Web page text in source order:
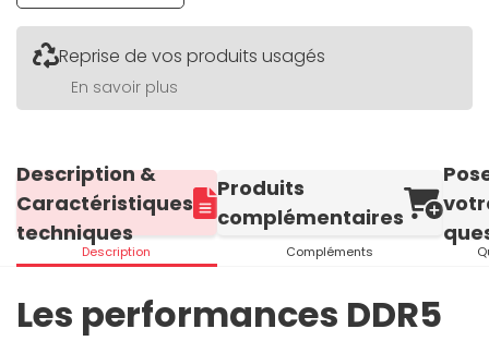
Reprise de vos produits usagés
En savoir plus
Description &
Caractéristiques
techniques
Description
Produits
complémentaires
Compléments
Les performances DDR5